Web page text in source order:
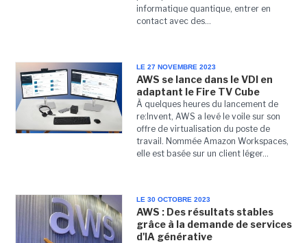
informatique quantique, entrer en
contact avec des...
LE 27 NOVEMBRE 2023
AWS se lance dans le VDI en
adaptant le Fire TV Cube
À quelques heures du lancement de
re:Invent, AWS a levé le voile sur son
offre de virtualisation du poste de
travail. Nommée Amazon Workspaces,
elle est basée sur un client léger...
LE 30 OCTOBRE 2023
AWS : Des résultats stables
grâce à la demande de services
d'IA générative